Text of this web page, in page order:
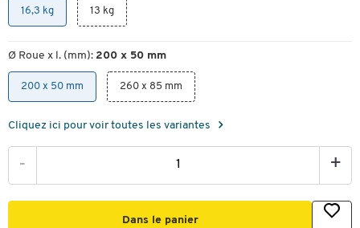
16,3 kg 13 kg
Ø Roue x l. (mm): 200 x 50 mm
200 x 50 mm 260 x 85 mm
Cliquez ici pour voir toutes les variantes
- +
Dans le panier